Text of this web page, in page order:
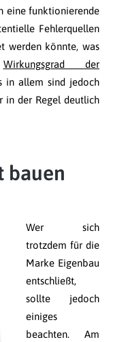
eine funktionierende
Fehlerquellen
werden könnte, was
Wirkungsgrad der
in allem sind jedoch
in der Regel deutlich
bauen
Wer sich
trotzdem für die
Marke Eigenbau
entschließt,
sollte jedoch
einiges
beachten. Am